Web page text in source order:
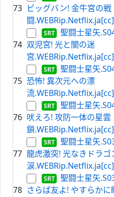
73 ビッグバン! 金牛宮の戦
闘
74
聖闘士星矢
双児宮! 光と闇の迷
宮
75
聖闘士星矢
恐怖! 異次元への漂
流
76
聖闘士星矢
吠えろ! 攻防一体の星雲
鎖
77
聖闘士星矢
龍虎激突! 光なきドラゴ
涙
78
聖闘士星矢
さらば友よ! やすらかに